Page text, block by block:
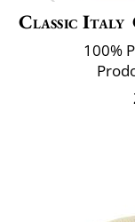
Classic Italy
100%